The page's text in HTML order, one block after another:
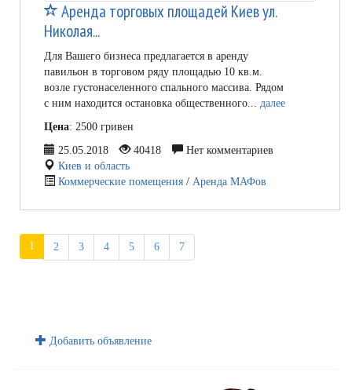
Аренда торговых площадей Киев ул.
Николая...
Для Вашего бизнеса предлагается в аренду
павильон в торговом ряду площадью 10 кв.м.
возле густонаселенного спального массива. Рядом
с ним находится остановка общественного... далее
Цена: 2500 гривен
25.05.2018
40418
Нет комментариев
Киев и область
Коммерческие помещения / Аренда МАФов
1 2 3 4 5 6 7
Добавить объявление